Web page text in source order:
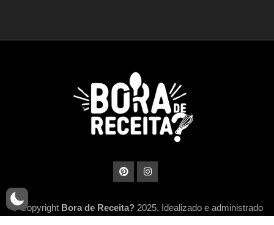
© Copyright Bora de Receita? 2025. Idealizado e administrado